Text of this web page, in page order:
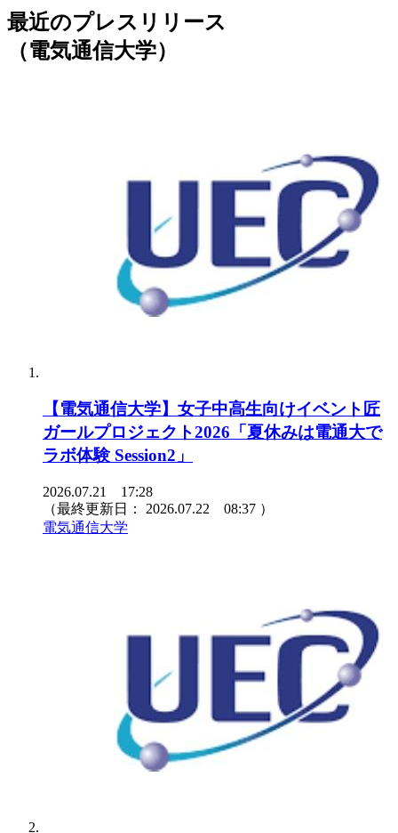
最近のプレスリリース
（電気通信大学）
【電気通信大学】女子中高生向けイベント匠
ガールプロジェクト2026「夏休みは電通大で
ラボ体験 Session2」
2026.07.21 17:28
（最終更新日： 2026.07.22 08:37 ）
電気通信大学